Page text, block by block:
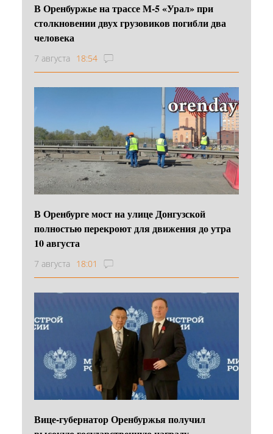
В Оренбуржье на трассе М-5 «Урал» при
столкновении двух грузовиков погибли два
человека
7 августа 18:54
В Оренбурге мост на улице Донгузской
полностью перекроют для движения до утра
10 августа
7 августа 18:01
Вице-губернатор Оренбуржья получил